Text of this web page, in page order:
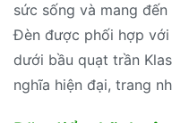
sức sống và mang
Đèn được phối hợp
dưới bầu quạt trần
nghĩa hiện đại, trang